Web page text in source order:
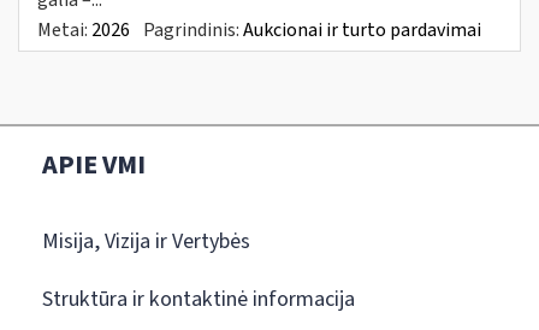
Metai: 2026 Pagrindinis:Aukcionai ir turto pardavimai
APIE VMI
Misija, Vizija ir Vertybės
Struktūra ir kontaktinė informacija